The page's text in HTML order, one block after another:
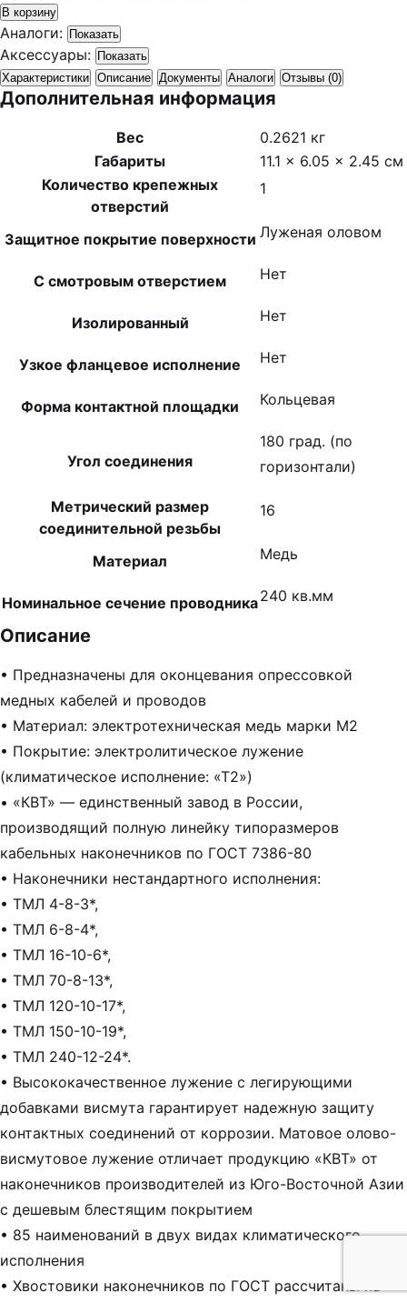
В корзину
Аналоги: Показать
Аксессуары: Показать
Характеристики Описание Документы Аналоги Отзывы (0)
Дополнительная информация
Вес
0.2621 кг
Габариты
11.1 × 6.05 × 2.45 см
Количество крепежных
отверстий
1
Защитное покрытие поверхности Луженая оловом
С смотровым отверстием Нет
Изолированный Нет
Узкое фланцевое исполнение Нет
Форма контактной площадки Кольцевая
Угол соединения
180 град. (по
горизонтали)
Метрический размер
соединительной резьбы
16
Материал Медь
Номинальное сечение проводника240 кв.мм
Описание
• Предназначены для оконцевания опрессовкой
медных кабелей и проводов
• Материал: электротехническая медь марки М2
• Покрытие: электролитическое лужение
(климатическое исполнение: «Т2»)
• «КВТ» — единственный завод в России,
производящий полную линейку типоразмеров
кабельных наконечников по ГОСТ 7386-80
• Наконечники нестандартного исполнения:
• ТМЛ 4-8-3*,
• ТМЛ 6-8-4*,
• ТМЛ 16-10-6*,
• ТМЛ 70-8-13*,
• ТМЛ 120-10-17*,
• ТМЛ 150-10-19*,
• ТМЛ 240-12-24*.
• Высококачественное лужение с легирующими
добавками висмута гарантирует надежную защиту
контактных соединений от коррозии. Матовое олово-
висмутовое лужение отличает продукцию «КВТ» от
наконечников производителей из Юго-Восточной Азии
с дешевым блестящим покрытием
• 85 наименований в двух видах климатического
исполнения
• Хвостовики наконечников по ГОСТ рассчитаны на